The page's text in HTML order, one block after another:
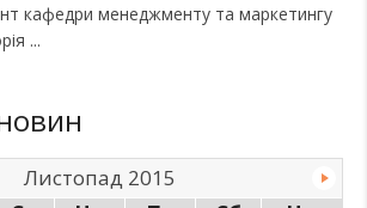
кафедри менеджменту та маркетингу
Листопад 2015